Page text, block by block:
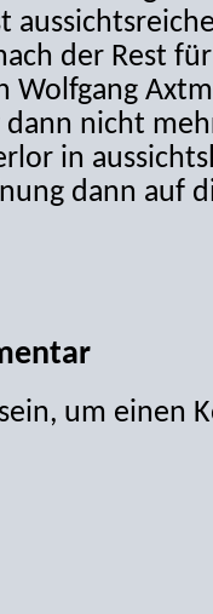
der Rest
Wolfgang
nicht
in
dann auf
sein, um einen